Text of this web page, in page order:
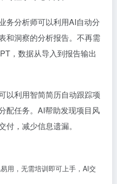
务分析师可以利用AI自动分
和洞察的分析报告。不再需
，数据从导入到报告输出
以利用智简简历自动跟踪项
配任务。AI帮助发现项目风
付，减少信息遗漏。
易用，无需培训即可上手，AI交